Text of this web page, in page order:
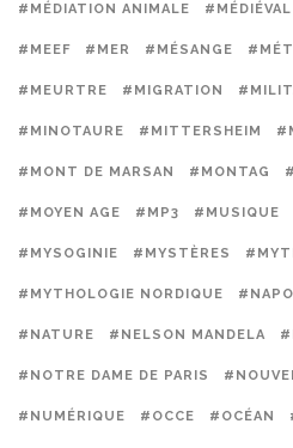
#MÉDIATION ANIMALE #MÉDIÉVAL
#MEEF #MER #MÉSANGE
#MEURTRE #MIGRATION
#MINOTAURE #MITTERSHEIM
#MONT DE MARSAN #MONTAG
#MOYEN AGE #MP3 #MUSIQUE
#MYSOGINIE #MYSTÈRES
#MYTHOLOGIE NORDIQUE
#NATURE #NELSON MANDELA
#NOTRE DAME DE PARIS
#NUMÉRIQUE #OCCE #OCÉAN